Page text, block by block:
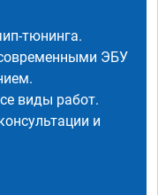
тюнинга.
ЭБУ
виды работ.
и